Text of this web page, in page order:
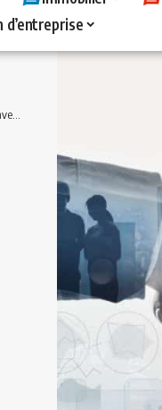
d’entreprise
?